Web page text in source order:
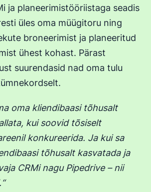
ja planeerimistööriistaga seadis
üles oma müügitoru ning
broneerimist ja planeeritud
ühest kohast. Pärast
suurendasid nad oma tulu
oma kliendibaasi tõhusalt
kui soovid tõsiselt
konkureerida. Ja kui sa
tõhusalt kasvatada ja
CRMi nagu Pipedrive – nii